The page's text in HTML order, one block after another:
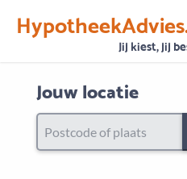
Jij kiest, jij
VertrouwenAlle
Jouw locatie